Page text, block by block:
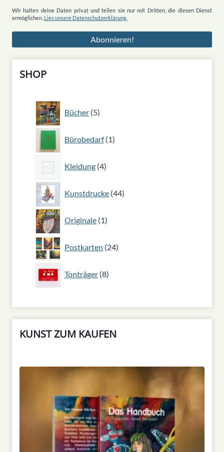
Wir halten deine Daten privat und teilen sie nur mit Dritten, die diesen Dienst
ermöglichen. Lies unsere Datenschutzerklärung.
SHOP
Bücher 5
5
Produkte
Bürobedarf 1
1
Produkt
Kleidung 4
4
Produkte
Kunstdrucke 44
44
Produkte
Originale 1
1
Produkt
Postkarten 24
24
Produkte
Tonträger 8
8
Produkte
KUNST ZUM KAUFEN